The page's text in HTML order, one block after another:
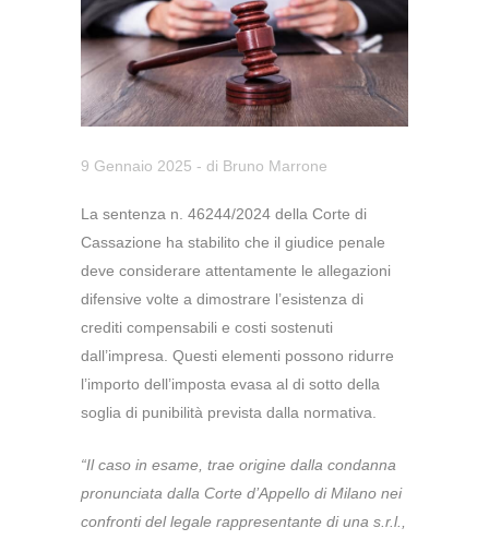
9 Gennaio 2025 - di Bruno Marrone
La sentenza n. 46244/2024 della Corte di
Cassazione ha stabilito che il giudice penale
deve considerare attentamente le allegazioni
difensive volte a dimostrare l’esistenza di
crediti compensabili e costi sostenuti
dall’impresa. Questi elementi possono ridurre
l’importo dell’imposta evasa al di sotto della
soglia di punibilità prevista dalla normativa.
“Il caso in esame, trae origine dalla condanna
pronunciata dalla Corte d’Appello di Milano nei
confronti del legale rappresentante di una s.r.l.,